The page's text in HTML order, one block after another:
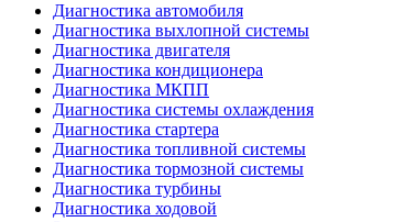
Диагностика автомобиля
Диагностика выхлопной системы
Диагностика двигателя
Диагностика кондиционера
Диагностика МКПП
Диагностика системы охлаждения
Диагностика стартера
Диагностика топливной системы
Диагностика тормозной системы
Диагностика турбины
Диагностика ходовой